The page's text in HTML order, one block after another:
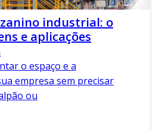
industrial: o
e aplicações
o espaço e a
empresa sem precisar
ou